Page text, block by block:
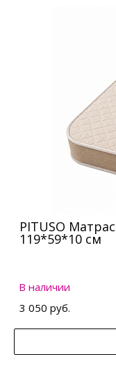
PITUSO
119*59*10 см
В наличии
3 050 руб.